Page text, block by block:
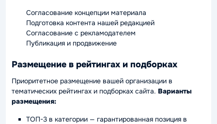
Согласование концепции материала
Подготовка контента нашей редакцией
Согласование с рекламодателем
Публикация и продвижение
Размещение в рейтингах и подборках
Приоритетное размещение вашей организации в
тематических рейтингах и подборках сайта. Варианты
размещения:
ТОП-3 в категории — гарантированная позиция в